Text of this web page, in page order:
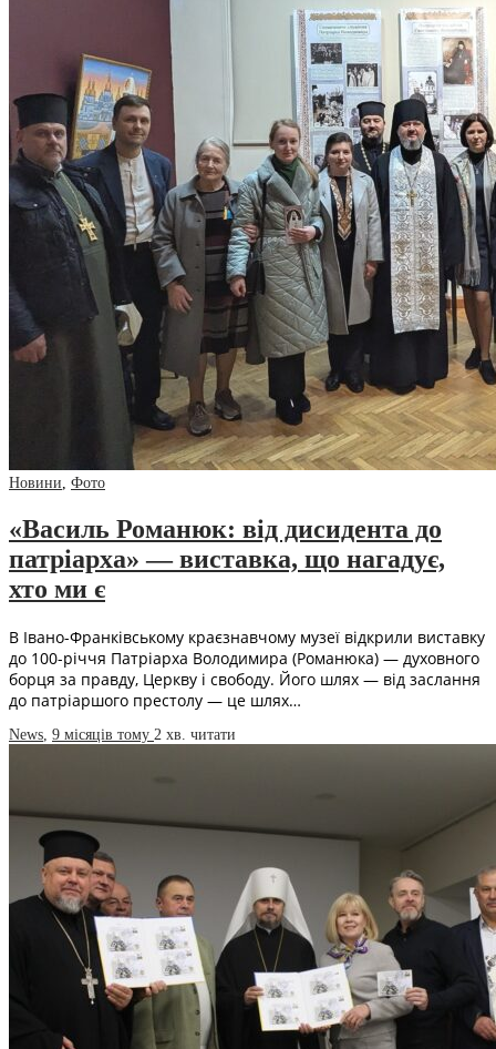
Новини, Фото
«Василь Романюк: від дисидента до
патріарха» — виставка, що нагадує,
хто ми є
В Івано-Франківському краєзнавчому музеї відкрили виставку
до 100-річчя Патріарха Володимира (Романюка) — духовного
борця за правду, Церкву і свободу. Його шлях — від заслання
до патріаршого престолу — це шлях…
News, 9 місяців тому 2 хв. читати